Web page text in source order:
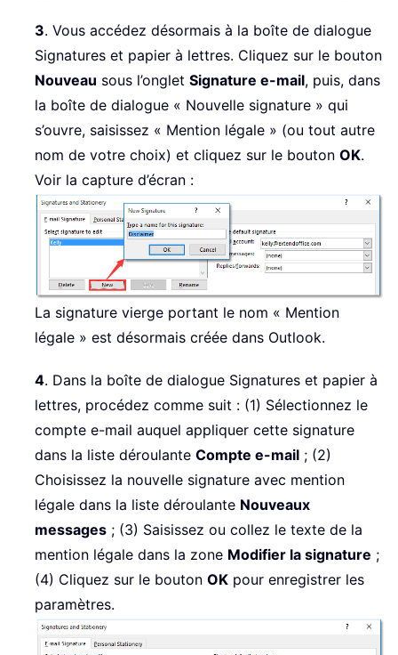
3. Vous accédez désormais à la boîte de dialogue
Signatures et papier à lettres. Cliquez sur le bouton
Nouveau sous l’onglet Signature e-mail, puis, dans
la boîte de dialogue « Nouvelle signature » qui
s’ouvre, saisissez « Mention légale » (ou tout autre
nom de votre choix) et cliquez sur le bouton OK.
Voir la capture d’écran :
La signature vierge portant le nom « Mention
légale » est désormais créée dans Outlook.
4. Dans la boîte de dialogue Signatures et papier à
lettres, procédez comme suit : (1) Sélectionnez le
compte e-mail auquel appliquer cette signature
dans la liste déroulante Compte e-mail ; (2)
Choisissez la nouvelle signature avec mention
légale dans la liste déroulante Nouveaux
messages ; (3) Saisissez ou collez le texte de la
mention légale dans la zone Modifier la signature ;
(4) Cliquez sur le bouton OK pour enregistrer les
paramètres.